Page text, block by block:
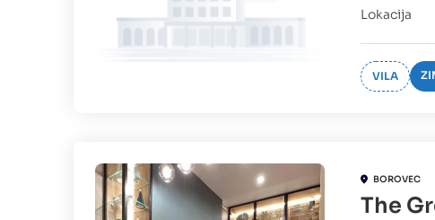
Lokacija
VILA
BOROVEC
The